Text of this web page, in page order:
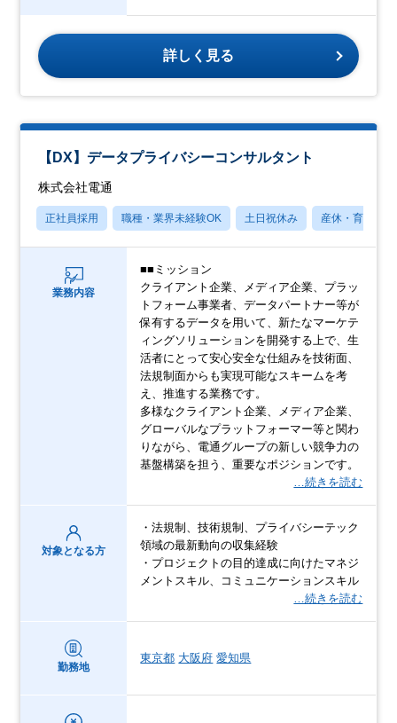
詳しく見る
【DX】データプライバシーコンサルタント
株式会社電通
正社員採用 職種・業界未経験OK 土日祝休み 産休・育休あり
業務内容
■■ミッション
クライアント企業、メディア企業、プラッ
トフォーム事業者、データパートナー等が
保有するデータを用いて、新たなマーケテ
ィングソリューションを開発する上で、生
活者にとって安心安全な仕組みを技術面、
法規制面からも実現可能なスキームを考
え、推進する業務です。
多様なクライアント企業、メディア企業、
グローバルなプラットフォーマー等と関わ
りながら、電通グループの新しい競争力の
基盤構築を担う、重要なポジションです。
…続きを読む
対象となる方
・法規制、技術規制、プライバシーテック
領域の最新動向の収集経験
・プロジェクトの目的達成に向けたマネジ
メントスキル、コミュニケーションスキル
…続きを読む
勤務地
東京都 大阪府 愛知県